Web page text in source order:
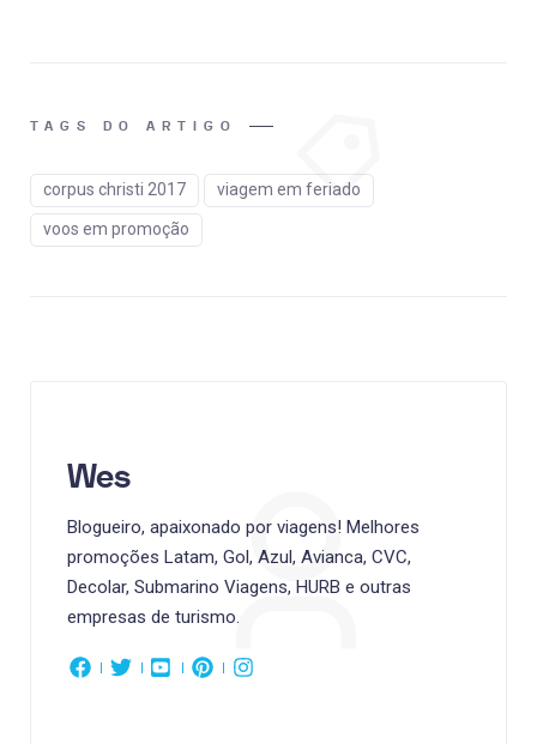
TAGS DO ARTIGO
corpus christi 2017 viagem em feriado
voos em promoção
Wes
Blogueiro, apaixonado por viagens! Melhores
promoções Latam, Gol, Azul, Avianca, CVC,
Decolar, Submarino Viagens, HURB e outras
empresas de turismo.